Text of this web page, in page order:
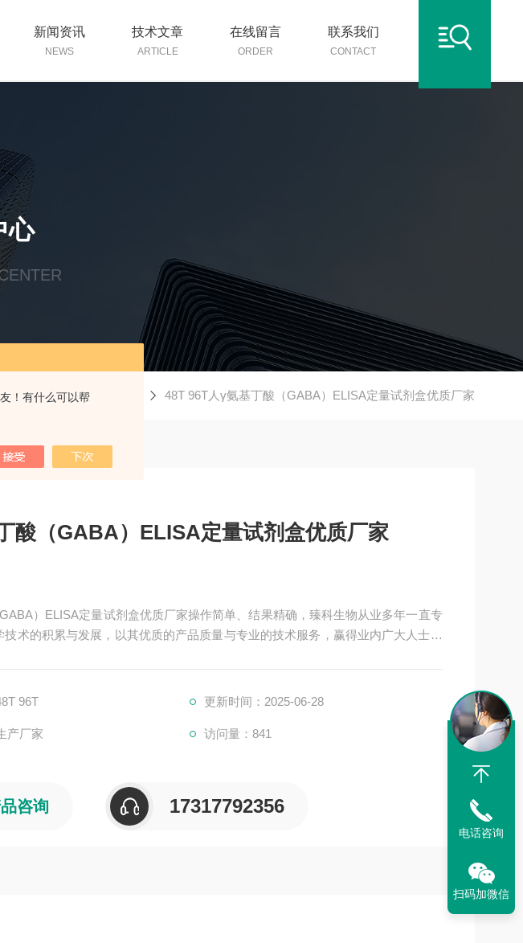
！有什么可以帮
新闻资讯
NEWS
技术文章
ARTICLE
在线留言
ORDER
联系我们
CONTACT
心
剂盒 人ELISA试剂盒 48T 96T人γ氨基丁酸（GABA）ELISA定量试剂盒优质厂家
酸（GABA）ELISA定量试剂盒优质厂家
）ELISA定量试剂盒优质厂家操作简单、结果精确，臻科生物从业多年一直专
技术的积累与发展，以其优质的产品质量与专业的技术服务，赢得业内广大人士的
96T 更新时间：2025-06-28
产厂家 访问量：841
咨询 17317792356
电话咨询
扫码加微信